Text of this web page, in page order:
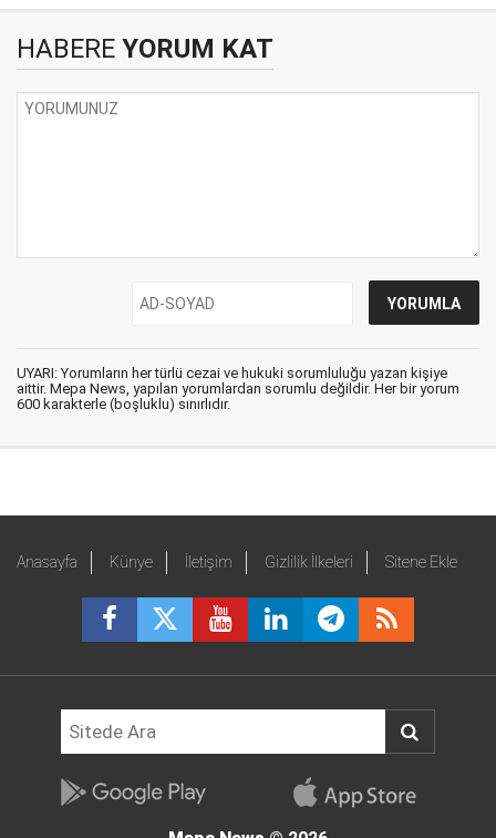
HABERE YORUM KAT
UYARI: Yorumların her türlü cezai ve hukuki sorumluluğu yazan kişiye
aittir. Mepa News, yapılan yorumlardan sorumlu değildir. Her bir yorum
600 karakterle (boşluklu) sınırlıdır.
Anasayfa Künye İletişim Gizlilik İlkeleri Sitene Ekle